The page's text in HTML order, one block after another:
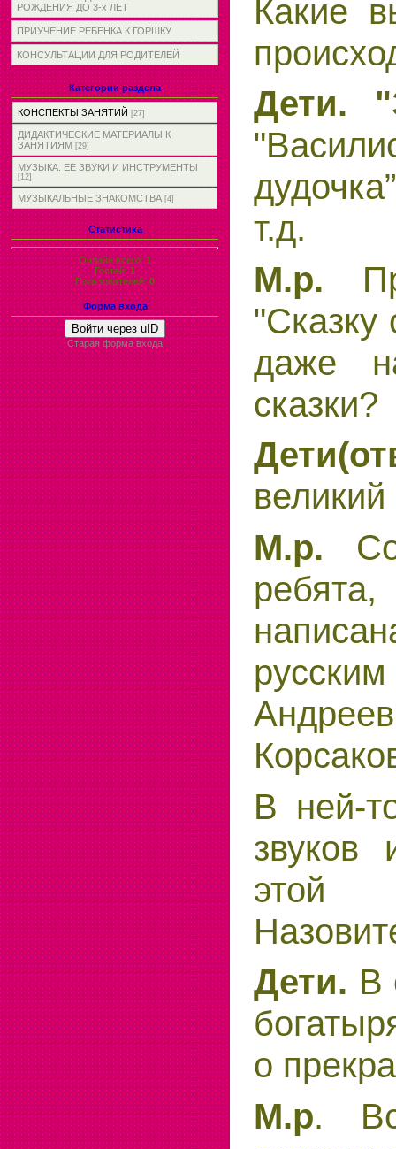
РОЖДЕНИЯ ДО 3-х ЛЕТ
ПРИУЧЕНИЕ РЕБЕНКА К ГОРШКУ
КОНСУЛЬТАЦИИ ДЛЯ РОДИТЕЛЕЙ
Категории раздела
КОНСПЕКТЫ ЗАНЯТИЙ [27]
ДИДАКТИЧЕСКИЕ МАТЕРИАЛЫ К
ЗАНЯТИЯМ [29]
МУЗЫКА. ЕЕ ЗВУКИ И ИНСТРУМЕНТЫ
[12]
МУЗЫКАЛЬНЫЕ ЗНАКОМСТВА [4]
Статистика
Онлайн всего:1
Гостей:1
Пользователей:0
Форма входа
Войти через uID
Старая форма входа
Какие
Дети. "
т.д.
М.р.
"Сказку
даже
сказки?
М.р.
В ней-
этой
Дети. В
о
М.р.